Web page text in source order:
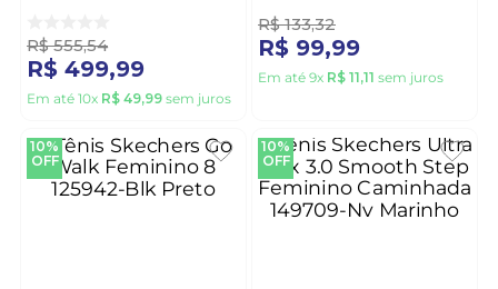
R$ 555,54
R$ 499,99
Em até 10x R$ 49,99 sem juros
R$ 133,32
R$ 99,99
10%
OFF
10%
OFF